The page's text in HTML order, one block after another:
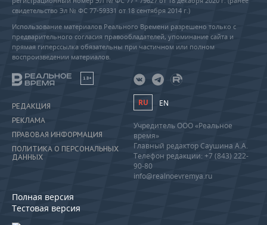
свидетельство Эл № ФС 77-59331 от 18 сентября 2014 г.)
Использование материалов Реального Времени разрешено только с
предварительного согласия правообладателей, упоминание сайта и
прямая гиперссылка обязательны при частичном или полном
воспроизведении материалов.
18+
РЕДАКЦИЯ
РЕКЛАМА
ПРАВОВАЯ ИНФОРМАЦИЯ
ПОЛИТИКА О ПЕРСОНАЛЬНЫХ
ДАННЫХ
Полная версия
Тестовая версия
RU EN
Учредитель ООО «Реальное
время»
Главный редактор Саушина А.А.
Телефон редакции: +7 (843) 222-
90-80
info@realnoevremya.ru